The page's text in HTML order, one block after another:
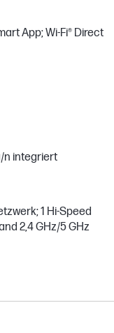
App; Wi-Fi® Direct
n integriert
1 Hi-Speed
2,4 GHz/5 GHz